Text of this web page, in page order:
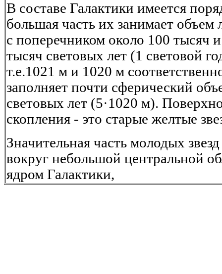
В составе Галактики имеется
большая часть их занимает
с поперечником около 100 тысяч
тысяч световых лет (1 световой
т.е.1021 м и 1020 м
заполняет почти сферический
световых лет (5·1020 м).
скопления - это старые желтые
Значительная часть молодых
вокруг небольшой центральной
ядром Галактики,